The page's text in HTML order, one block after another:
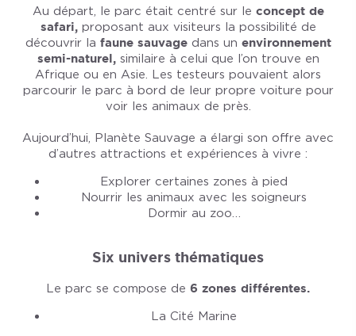
Au départ, le parc était centré sur le concept de
safari,proposant aux visiteurs la possibilité de
découvrir la faune sauvagedans un environnement
semi-naturel,similaire à celui que l’on trouve en
Afrique ou en Asie. Les testeurs pouvaient alors
parcourir le parc à bord de leur propre voiture pour
voir les animaux de près.
Aujourd’hui, Planète Sauvage a élargi son offre avec
d’autres attractions et expériences à vivre :
Explorer certaines zones à pied
Nourrir les animaux avec les soigneurs
Dormir au zoo…
Six univers thématiques
Le parc se compose de 6 zones différentes.
La Cité Marine